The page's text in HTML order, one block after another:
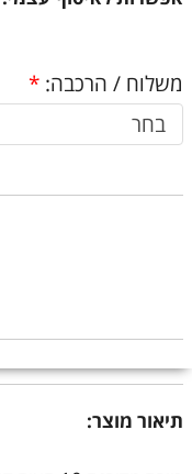
משלוח / הרכבה: *
בחר
תיאור מוצר: